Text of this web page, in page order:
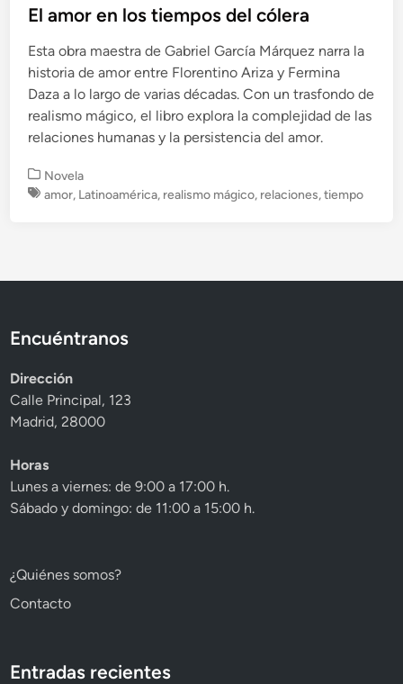
El amor en los tiempos del cólera
Esta obra maestra de Gabriel García Márquez narra la
historia de amor entre Florentino Ariza y Fermina
Daza a lo largo de varias décadas. Con un trasfondo de
realismo mágico, el libro explora la complejidad de las
relaciones humanas y la persistencia del amor.
P
u
e
Novela
amor, Latinoamérica, realismo mágico, relaciones,tiempo
Encuéntranos
Dirección
Calle Principal, 123
Madrid, 28000
Horas
Lunes a viernes: de 9:00 a 17:00 h.
Sábado y domingo: de 11:00 a 15:00 h.
¿Quiénes somos?
Contacto
Entradas recientes